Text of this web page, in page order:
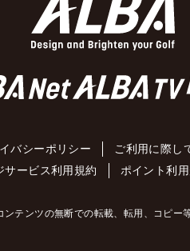
バシーポリシー ご利用に際し
サービス利用規約 ポイント利
ンテンツの無断での転載、転用、コピー